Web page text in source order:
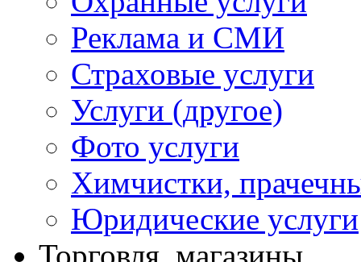
Реклама и СМИ
Страховые услуги
Услуги (другое)
Фото услуги
Химчистки,
Юридические услуги